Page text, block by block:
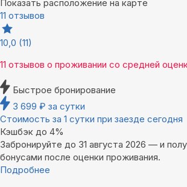
Показать расположение на карте
11 отзывов
10,0 (11)
11 отзывов о проживании со средней
Быстрое бронирование
3 699 ₽ за сутки
Стоимость за 1 сутки при заезде сегодня
Кэшбэк до 4%
Забронируйте до 31 августа 2026 — и
бонусами после оценки проживания.
Подробнее